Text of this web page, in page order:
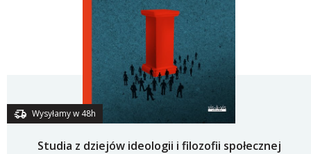
Wysyłamy w 48h
Studia z dziejów ideologii i filozofii społecznej